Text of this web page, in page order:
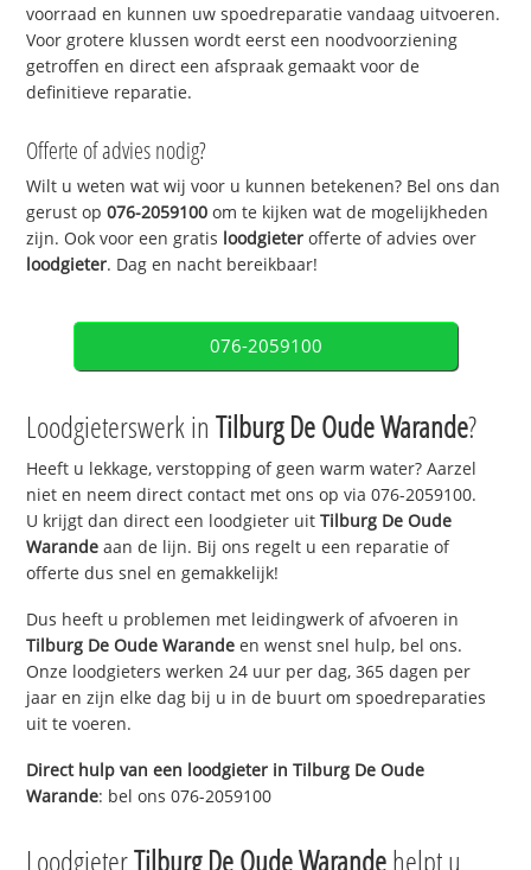
voorraad en kunnen uw spoedreparatie vandaag uitvoeren.
Voor grotere klussen wordt eerst een noodvoorziening
getroffen en direct een afspraak gemaakt voor de
definitieve reparatie.
Offerte of advies nodig?
Wilt u weten wat wij voor u kunnen betekenen? Bel ons dan
gerust op076-2059100 om te kijken wat de mogelijkheden
zijn. Ook voor een gratis loodgieter offerte of advies over
loodgieter. Dag en nacht bereikbaar!
076-2059100
Loodgieterswerk inTilburg De Oude Warande?
Heeft u lekkage, verstopping of geen warm water? Aarzel
niet en neem direct contact met ons op via 076-2059100.
U krijgt dan direct een loodgieter uitTilburg De Oude
Warande aan de lijn. Bij ons regelt u een reparatie of
offerte dus snel en gemakkelijk!
Dus heeft u problemen met leidingwerk of afvoeren in
Tilburg De Oude Warande en wenst snel hulp, bel ons.
Onze loodgieters werken 24 uur per dag, 365 dagen per
jaar en zijn elke dag bij u in de buurt om spoedreparaties
uit te voeren.
Direct hulp van een loodgieter inTilburg De Oude
Warande: bel ons 076-2059100
LoodgieterTilburg De Oude Warandehelpt u